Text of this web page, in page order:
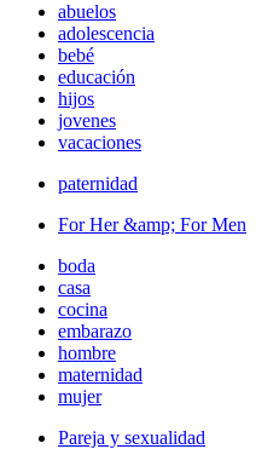
abuelos
adolescencia
bebé
educación
hijos
jovenes
vacaciones
paternidad
For Her &amp; For Men
boda
casa
cocina
embarazo
hombre
maternidad
mujer
Pareja y sexualidad